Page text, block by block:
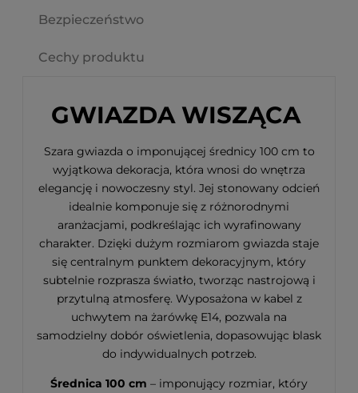
Bezpieczeństwo
Cechy produktu
GWIAZDA WISZĄCA
Szara gwiazda o imponującej średnicy 100 cm to
wyjątkowa dekoracja, która wnosi do wnętrza
elegancję i nowoczesny styl. Jej stonowany odcień
idealnie komponuje się z różnorodnymi
aranżacjami, podkreślając ich wyrafinowany
charakter. Dzięki dużym rozmiarom gwiazda staje
się centralnym punktem dekoracyjnym, który
subtelnie rozprasza światło, tworząc nastrojową i
przytulną atmosferę. Wyposażona w kabel z
uchwytem na żarówkę E14, pozwala na
samodzielny dobór oświetlenia, dopasowując blask
do indywidualnych potrzeb.
Średnica 100 cm – imponujący rozmiar, który